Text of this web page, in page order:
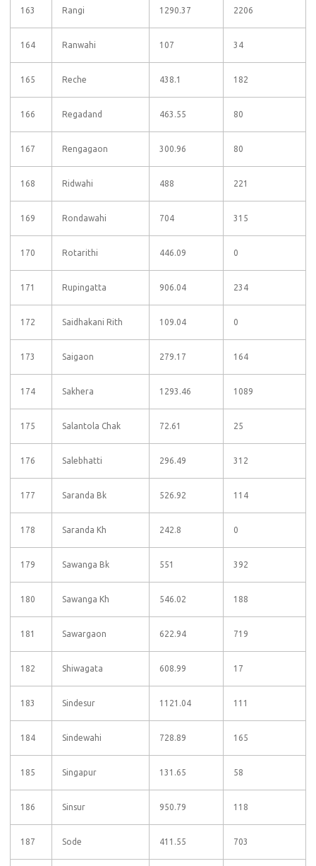
163 Rangi 1290.37 2206
164 Ranwahi 107 34
165 Reche 438.1 182
166 Regadand 463.55 80
167 Rengagaon 300.96 80
168 Ridwahi 488 221
169 Rondawahi 704 315
170 Rotarithi 446.09 0
171 Rupingatta 906.04 234
172 Saidhakani Rith 109.04 0
173 Saigaon 279.17 164
174 Sakhera 1293.46 1089
175 Salantola Chak 72.61 25
176 Salebhatti 296.49 312
177 Saranda Bk 526.92 114
178 Saranda Kh 242.8 0
179 Sawanga Bk 551 392
180 Sawanga Kh 546.02 188
181 Sawargaon 622.94 719
182 Shiwagata 608.99 17
183 Sindesur 1121.04 111
184 Sindewahi 728.89 165
185 Singapur 131.65 58
186 Sinsur 950.79 118
187 Sode 411.55 703